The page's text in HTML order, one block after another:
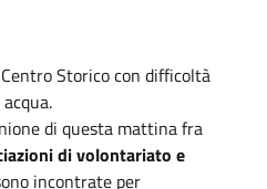
Storico con difficoltà
di questa mattina fra
di volontariato e
incontrate per